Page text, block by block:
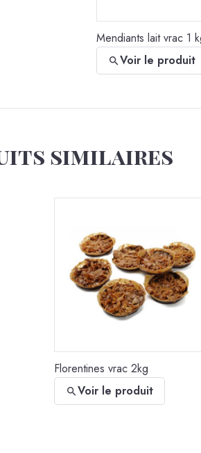
Mendiants lait vrac 1
Voir le produit
Pâte à tartiner noisettes
12x400g
Voir le produit
similaires
Florentines vrac 2kg
Voir le produit